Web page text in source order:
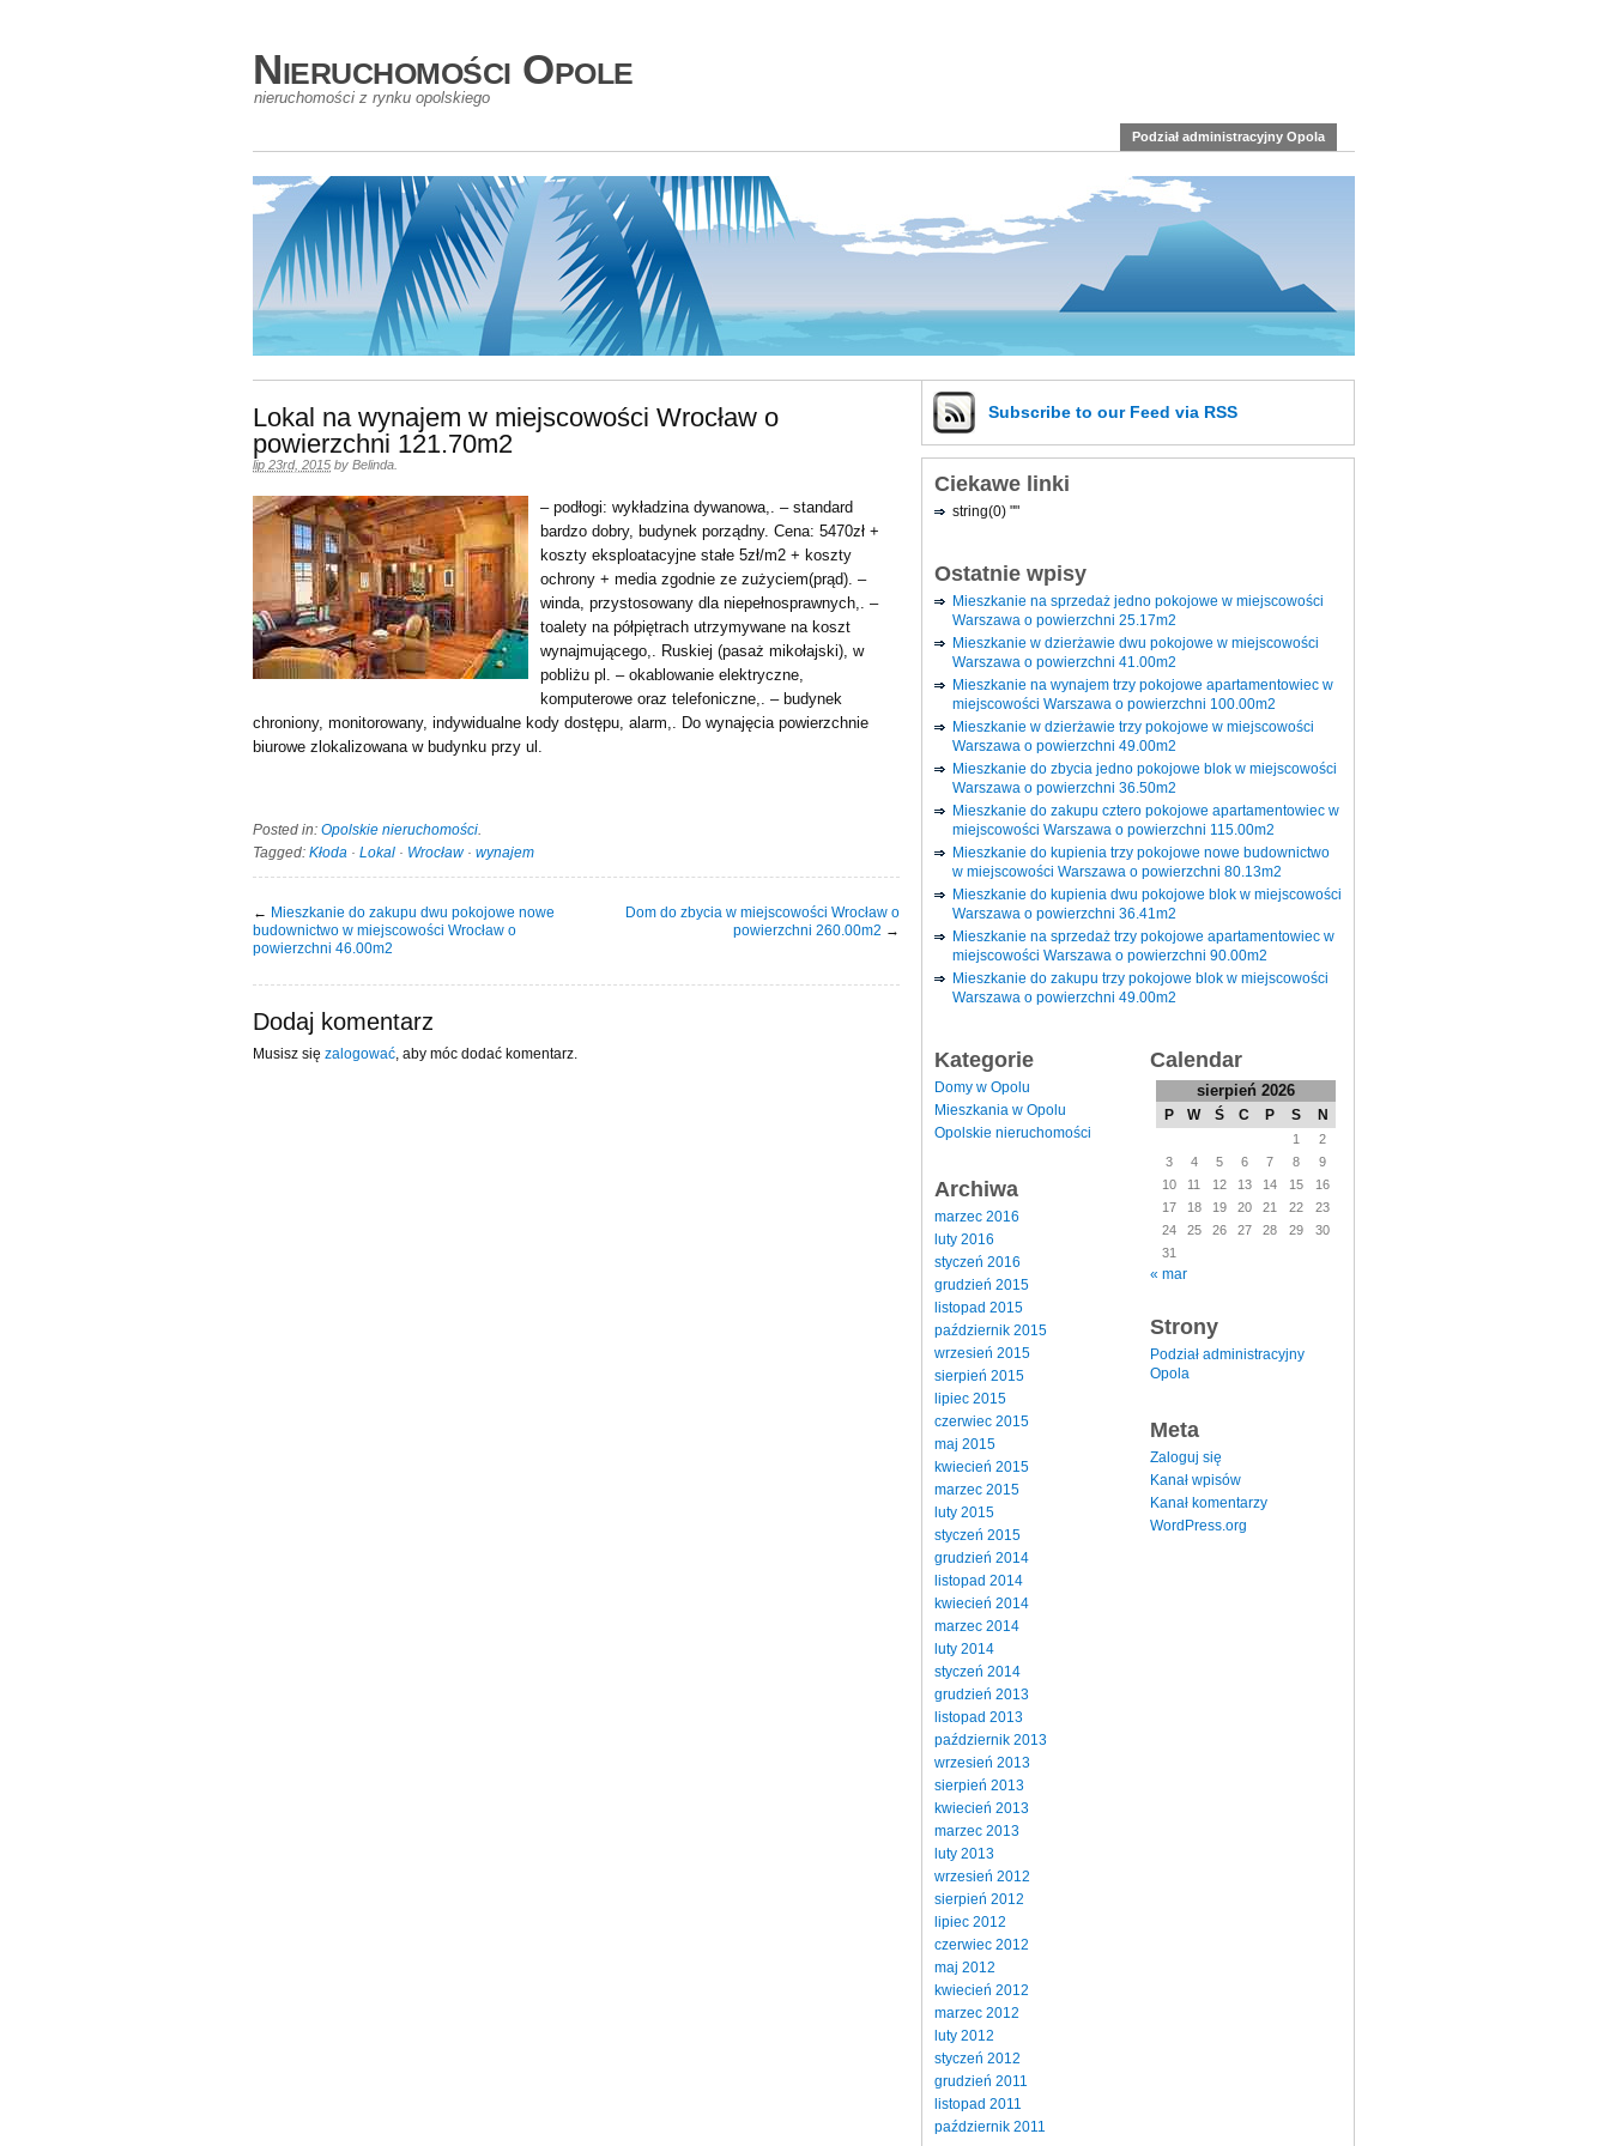
Nieruchomości Opole
nieruchomości z rynku opolskiego
Podział administracyjny Opola
Lokal na wynajem w miejscowości Wrocław o
powierzchni 121.70m2
lip 23rd, 2015 by Belinda
– podłogi: wykładzina dywanowa,. – standard
bardzo dobry, budynek porządny. Cena: 5470zł +
koszty eksploatacyjne stałe 5zł/m2 + koszty
ochrony + media zgodnie ze zużyciem(prąd). –
winda, przystosowany dla niepełnosprawnych,. –
toalety na półpiętrach utrzymywane na koszt
wynajmującego,. Ruskiej (pasaż mikołajski), w
pobliżu pl. – okablowanie elektryczne,
komputerowe oraz telefoniczne,. – budynek
chroniony, monitorowany, indywidualne kody dostępu, alarm,. Do wynajęcia powierzchnie
biurowe zlokalizowana w budynku przy ul.
Posted in: Opolskie nieruchomości.
Tagged: Kłoda · Lokal · Wrocław· wynajem
← Mieszkanie do zakupu dwu pokojowe nowe
budownictwo w miejscowości Wrocław o
powierzchni 46.00m2
Dom do zbycia w miejscowości Wrocław o
powierzchni 260.00m2 →
Dodaj komentarz
Musisz się zalogować , aby móc dodać komentarz.
Subscribe to our Feed via RSS
Ciekawe linki
string(0) ""
Ostatnie wpisy
Mieszkanie na sprzedaż jedno pokojowe w miejscowości
Warszawa o powierzchni 25.17m2
Mieszkanie w dzierżawie dwu pokojowe w miejscowości
Warszawa o powierzchni 41.00m2
Mieszkanie na wynajem trzy pokojowe apartamentowiec w
miejscowości Warszawa o powierzchni 100.00m2
Mieszkanie w dzierżawie trzy pokojowe w miejscowości
Warszawa o powierzchni 49.00m2
Mieszkanie do zbycia jedno pokojowe blok w miejscowości
Warszawa o powierzchni 36.50m2
Mieszkanie do zakupu cztero pokojowe apartamentowiec w
miejscowości Warszawa o powierzchni 115.00m2
Mieszkanie do kupienia trzy pokojowe nowe budownictwo
w miejscowości Warszawa o powierzchni 80.13m2
Mieszkanie do kupienia dwu pokojowe blok w miejscowości
Warszawa o powierzchni 36.41m2
Mieszkanie na sprzedaż trzy pokojowe apartamentowiec w
miejscowości Warszawa o powierzchni 90.00m2
Mieszkanie do zakupu trzy pokojowe blok w miejscowości
Warszawa o powierzchni 49.00m2
Kategorie
Domy w Opolu
Mieszkania w Opolu
Opolskie nieruchomości
Archiwa
marzec 2016
luty 2016
styczeń 2016
grudzień 2015
listopad 2015
październik 2015
wrzesień 2015
sierpień 2015
lipiec 2015
czerwiec 2015
maj 2015
kwiecień 2015
marzec 2015
luty 2015
styczeń 2015
grudzień 2014
listopad 2014
kwiecień 2014
marzec 2014
luty 2014
styczeń 2014
grudzień 2013
listopad 2013
październik 2013
wrzesień 2013
sierpień 2013
kwiecień 2013
marzec 2013
luty 2013
wrzesień 2012
sierpień 2012
lipiec 2012
czerwiec 2012
maj 2012
kwiecień 2012
marzec 2012
luty 2012
styczeń 2012
grudzień 2011
listopad 2011
październik 2011
Calendar
sierpień 2026
P W Ś C P S N
1
2
3
4 5 6 7 8
9
10
11 12 13 14 15
16
17
18 19 20 21 22
23
24
25 26 27 28 29
30
31
« mar
Strony
Podział administracyjny
Opola
Meta
Zaloguj się
Kanał wpisów
Kanał komentarzy
WordPress.org